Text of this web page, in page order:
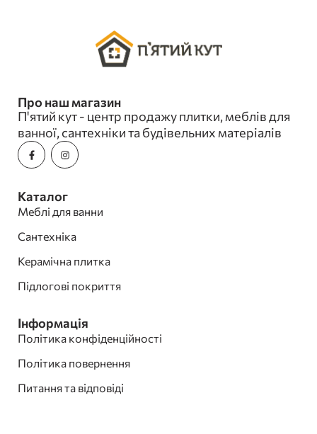
Про наш магазин
П'ятий кут - центр продажу плитки, меблів для
ванної, сантехніки та будівельних матеріалів
Каталог
Меблі для ванни
Сантехніка
Керамічна плитка
Підлогові покриття
Інформація
Політика конфіденційності
Політика повернення
Питання та відповіді